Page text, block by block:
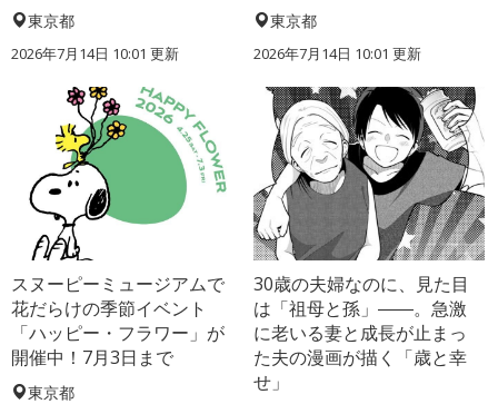
東京都
2026年7月14日 10:01 更新
東京都
2026年7月14日 10:01 更新
スヌーピーミュージアムで
花だらけの季節イベント
「ハッピー・フラワー」が
開催中！7月3日まで
東京都
30歳の夫婦なのに、見た目
は「祖母と孫」――。急激
に老いる妻と成長が止まっ
た夫の漫画が描く「歳と幸
せ」